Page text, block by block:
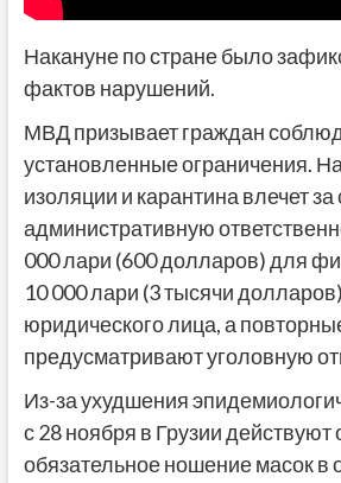
Накануне по стране было
фактов нарушений.
МВД призывает граждан
установленные ограничения.
изоляции и карантина влечет за
административную
000 лари (600 долларов) для
10 000 лари (3 тысячи
юридического лица, а
предусматривают уголовную
Из-за ухудшения
с 28 ноября в Грузии действуют
обязательное ношение масок